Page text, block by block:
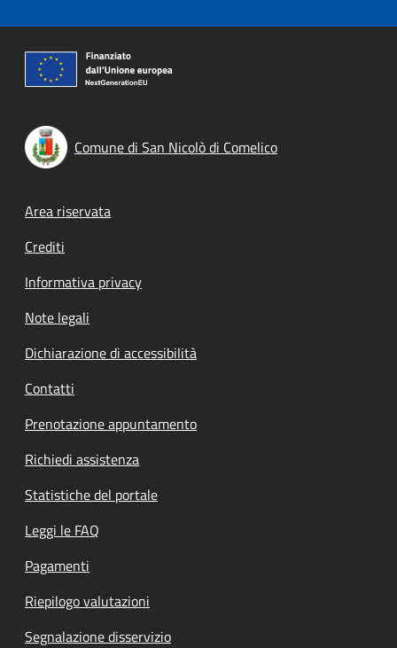
Comune di San Nicolò di Comelico
Footer menu
Area riservata
Crediti
Informativa privacy
Note legali
Dichiarazione di accessibilità
Contatti
Prenotazione appuntamento
Richiedi assistenza
Statistiche del portale
Leggi le FAQ
Pagamenti
Riepilogo valutazioni
Segnalazione disservizio